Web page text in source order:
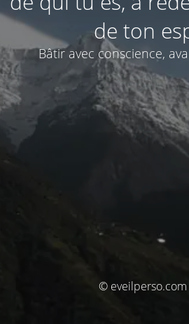
de ton
Bâtir avec conscience,
©